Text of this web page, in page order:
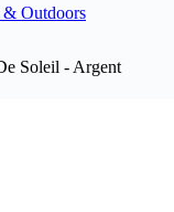
& Outdoors
Soleil - Argent